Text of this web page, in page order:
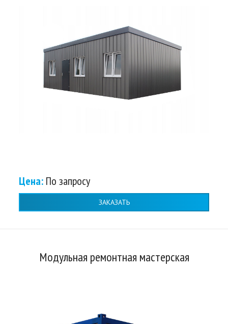
Цена: По запросу
ЗАКАЗАТЬ
Модульная ремонтная мастерская